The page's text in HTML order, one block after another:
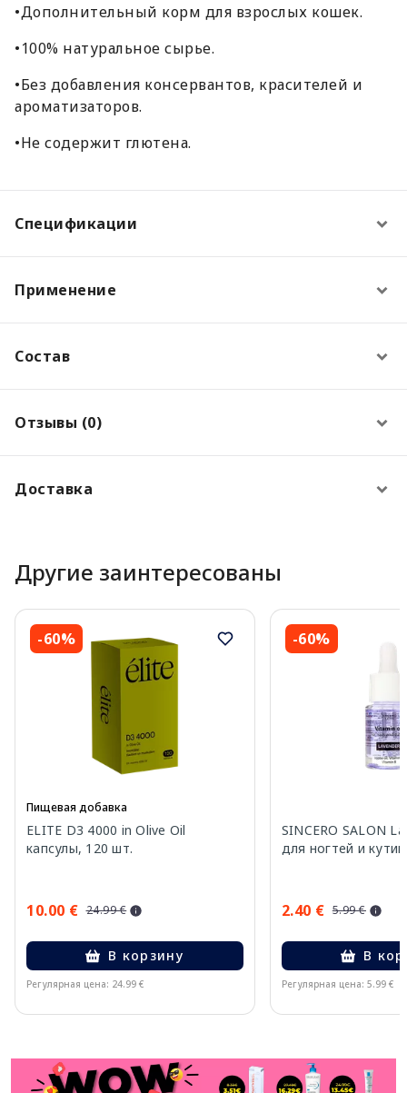
•Дополнительный корм для взрослых кошек.
•100% натуральное сырье.
•Без добавления консервантов, красителей и
ароматизаторов.
•Не содержит глютена.
Спецификации
Применение
Состав
Отзывы (0)
Доставка
Другие заинтересованы
-60%
Пищевая добавка
ELITE D3 4000 in Olive Oil
капсулы, 120 шт.
10.00 € 24.99 €
В корзину
Регулярная цена: 24.99 €
-60%
SINCERO SALON
для ногтей и
2.40 € 5.99 €
В
Регулярная цена: 5.99 €